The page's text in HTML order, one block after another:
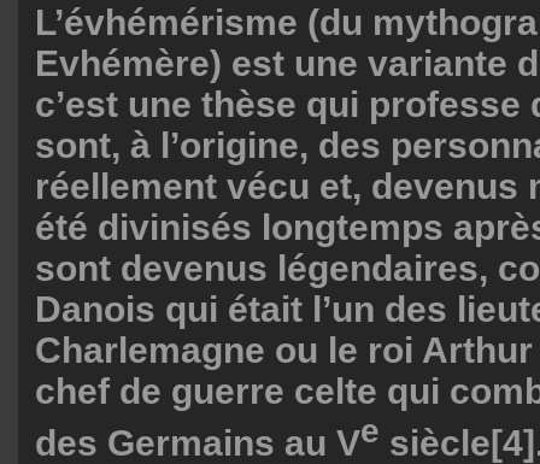
L’évhémérisme (du
Evhémère) est une variante
c’est une thèse qui professe
sont, à l’origine, des
réellement vécu et, devenus
été divinisés longtemps
sont devenus légendaires,
Danois qui était l’un des
Charlemagne ou le roi
chef de guerre celte qui
des Germains au Ve siècle[4]